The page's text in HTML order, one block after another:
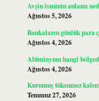
Avşin isminin anlamı
Ağustos 5, 2026
Bankaların günlük para
Ağustos 4, 2026
Alüminyum hangi
Ağustos 4, 2026
Kurumuş tükenmez
Temmuz 27, 2026